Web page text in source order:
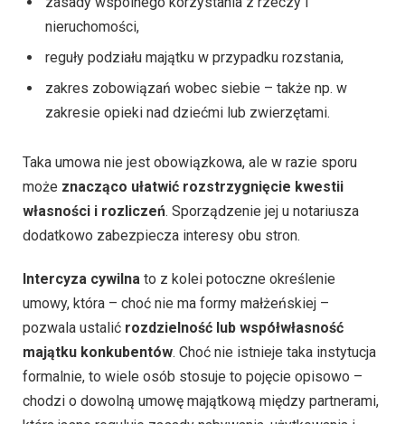
nieruchomości,
reguły podziału majątku w przypadku rozstania,
zakres zobowiązań wobec siebie – także np. w
zakresie opieki nad dziećmi lub zwierzętami.
Taka umowa nie jest obowiązkowa, ale w razie sporu
może znacząco ułatwić rozstrzygnięcie kwestii
własności i rozliczeń. Sporządzenie jej u notariusza
dodatkowo zabezpiecza interesy obu stron.
Intercyza cywilna to z kolei potoczne określenie
umowy, która – choć nie ma formy małżeńskiej –
pozwala ustalić rozdzielność lub współwłasność
majątku konkubentów. Choć nie istnieje taka instytucja
formalnie, to wiele osób stosuje to pojęcie opisowo –
chodzi o dowolną umowę majątkową między partnerami,